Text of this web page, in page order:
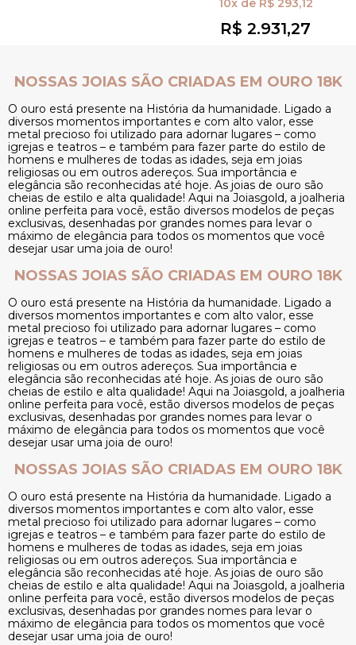
10xde R$ 293,12
R$ 2.931,27
NOSSAS JOIAS SÃO CRIADAS EM OURO 18K
O ouro está presente na História da humanidade. Ligado a
diversos momentos importantes e com alto valor, esse
metal precioso foi utilizado para adornar lugares – como
igrejas e teatros – e também para fazer parte do estilo de
homens e mulheres de todas as idades, seja em joias
religiosas ou em outros adereços. Sua importância e
elegância são reconhecidas até hoje. As joias de ouro são
cheias de estilo e alta qualidade! Aqui na Joiasgold, a joalheria
online perfeita para você, estão diversos modelos de peças
exclusivas, desenhadas por grandes nomes para levar o
máximo de elegância para todos os momentos que você
desejar usar uma joia de ouro!
NOSSAS JOIAS SÃO CRIADAS EM OURO 18K
O ouro está presente na História da humanidade. Ligado a
diversos momentos importantes e com alto valor, esse
metal precioso foi utilizado para adornar lugares – como
igrejas e teatros – e também para fazer parte do estilo de
homens e mulheres de todas as idades, seja em joias
religiosas ou em outros adereços. Sua importância e
elegância são reconhecidas até hoje. As joias de ouro são
cheias de estilo e alta qualidade! Aqui na Joiasgold, a joalheria
online perfeita para você, estão diversos modelos de peças
exclusivas, desenhadas por grandes nomes para levar o
máximo de elegância para todos os momentos que você
desejar usar uma joia de ouro!
NOSSAS JOIAS SÃO CRIADAS EM OURO 18K
O ouro está presente na História da humanidade. Ligado a
diversos momentos importantes e com alto valor, esse
metal precioso foi utilizado para adornar lugares – como
igrejas e teatros – e também para fazer parte do estilo de
homens e mulheres de todas as idades, seja em joias
religiosas ou em outros adereços. Sua importância e
elegância são reconhecidas até hoje. As joias de ouro são
cheias de estilo e alta qualidade! Aqui na Joiasgold, a joalheria
online perfeita para você, estão diversos modelos de peças
exclusivas, desenhadas por grandes nomes para levar o
máximo de elegância para todos os momentos que você
desejar usar uma joia de ouro!